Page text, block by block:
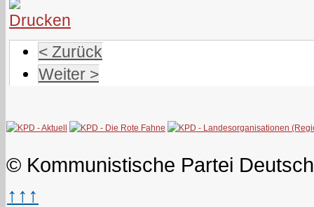
< Zurück
Weiter >
© Kommunistische Partei
↑↑↑